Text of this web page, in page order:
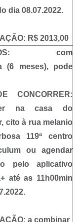
dia 08.07.2022.
R$ 2013,00
com
(6 meses), pode
CONCORRER:
na casa do
cito à rua melanio
119ª centro
ou agendar
pelo aplicativo
até as 11h00min
a combinar